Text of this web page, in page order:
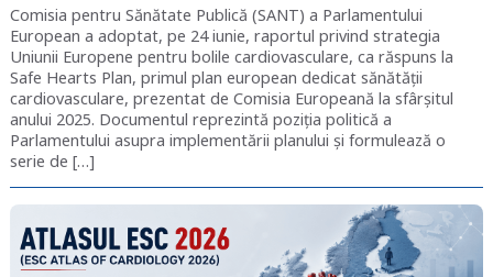
Comisia pentru Sănătate Publică (SANT) a Parlamentului
European a adoptat, pe 24 iunie, raportul privind strategia
Uniunii Europene pentru bolile cardiovasculare, ca răspuns la
Safe Hearts Plan, primul plan european dedicat sănătății
cardiovasculare, prezentat de Comisia Europeană la sfârșitul
anului 2025. Documentul reprezintă poziția politică a
Parlamentului asupra implementării planului și formulează o
serie de […]